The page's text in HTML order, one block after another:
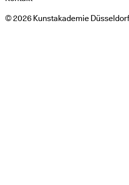
© 2026 Kunstakademie Düsseldorf